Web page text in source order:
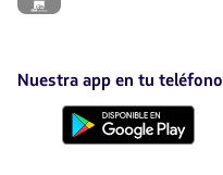
nueva
pestaña.
Nuestra app en tu teléfono
Descárgala